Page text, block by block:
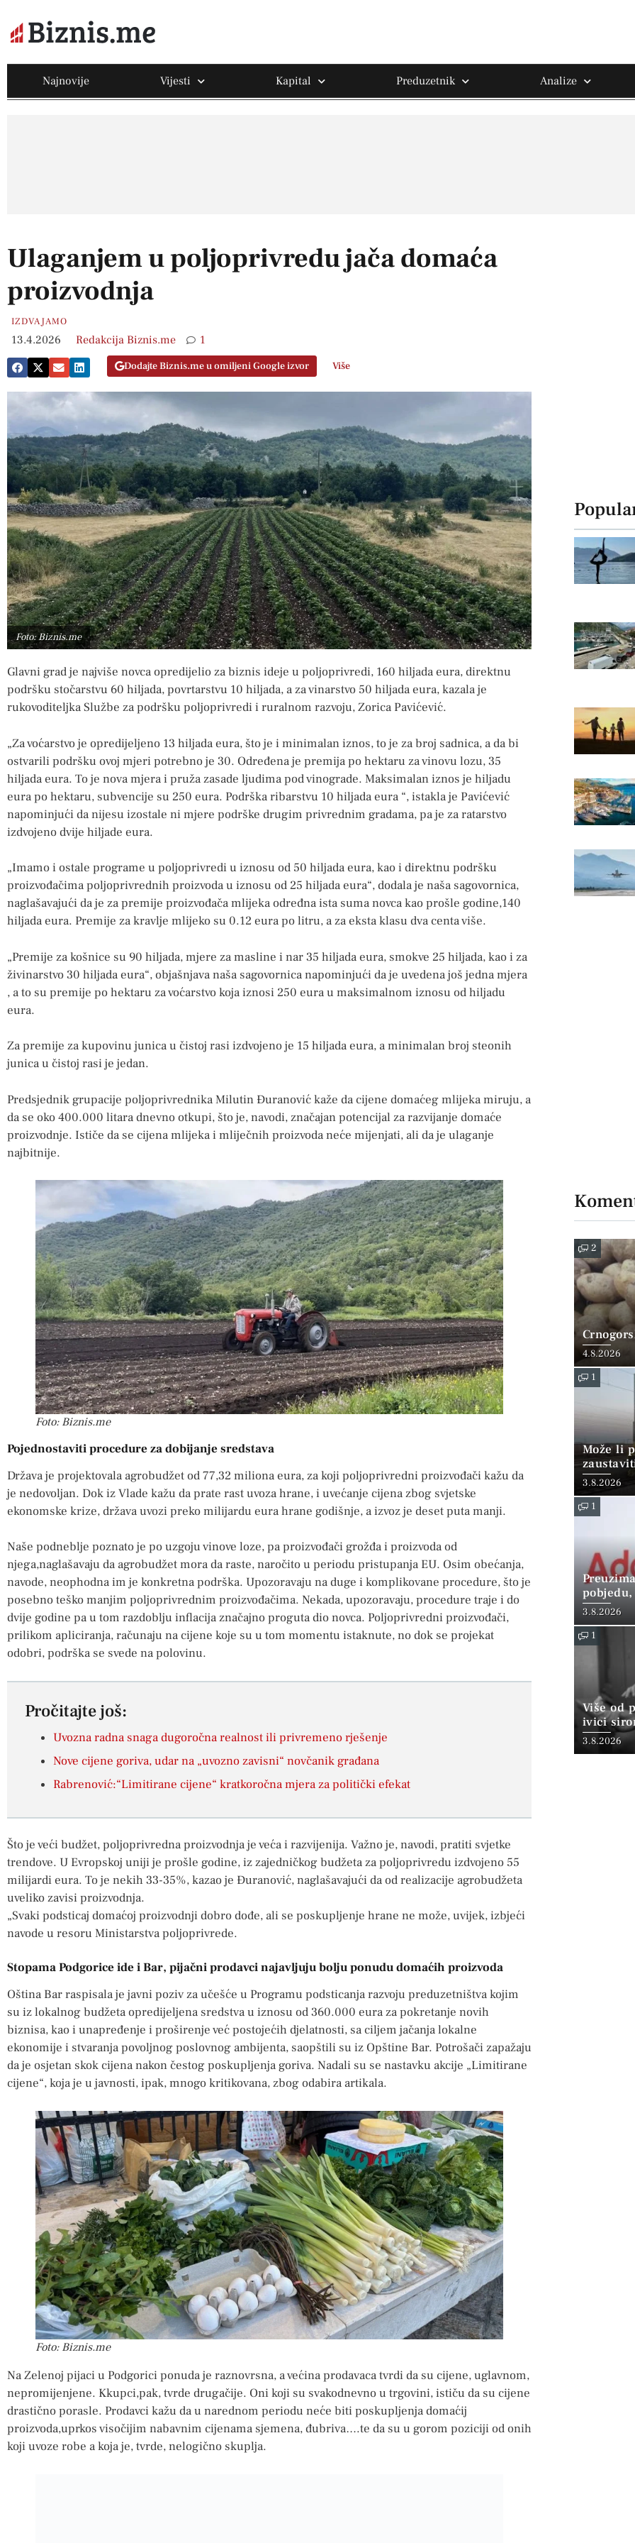
Najnovije Vijesti Kapital Preduzetnik Analize
Ulaganjem u poljoprivredu jača domaća
proizvodnja
IZDVAJAMO
13.4.2026 Redakcija Biznis.me 1
Dodajte Biznis.me u omiljeni Google izvor Više
Foto: Biznis.me
Glavni grad je najviše novca opredijelio za biznis ideje u poljoprivredi, 160 hiljada eura, direktnu
podršku stočarstvu 60 hiljada, povrtarstvu 10 hiljada, a za vinarstvo 50 hiljada eura, kazala je
rukovoditeljka Službe za podršku poljoprivredi i ruralnom razvoju, Zorica Pavićević.
„Za voćarstvo je opredijeljeno 13 hiljada eura, što je i minimalan iznos, to je za broj sadnica, a da bi
ostvarili podršku ovoj mjeri potrebno je 30. Određena je premija po hektaru za vinovu lozu, 35
hiljada eura. To je nova mjera i pruža zasade ljudima pod vinograde. Maksimalan iznos je hiljadu
eura po hektaru, subvencije su 250 eura. Podrška ribarstvu 10 hiljada eura “, istakla je Pavićević
napominjući da nijesu izostale ni mjere podrške drugim privrednim gradama, pa je za ratarstvo
izdvojeno dvije hiljade eura.
„Imamo i ostale programe u poljoprivredi u iznosu od 50 hiljada eura, kao i direktnu podršku
proizvođačima poljoprivrednih proizvoda u iznosu od 25 hiljada eura“, dodala je naša sagovornica,
naglašavajući da je za premije proizvođača mlijeka određna ista suma novca kao prošle godine,140
hiljada eura. Premije za kravlje mlijeko su 0.12 eura po litru, a za eksta klasu dva centa više.
„Premije za košnice su 90 hiljada, mjere za masline i nar 35 hiljada eura, smokve 25 hiljada, kao i za
živinarstvo 30 hiljada eura“, objašnjava naša sagovornica napominjući da je uvedena još jedna mjera
, a to su premije po hektaru za voćarstvo koja iznosi 250 eura u maksimalnom iznosu od hiljadu
eura.
Za premije za kupovinu junica u čistoj rasi izdvojeno je 15 hiljada eura, a minimalan broj steonih
junica u čistoj rasi je jedan.
Predsjednik grupacije poljoprivrednika Milutin Đuranović kaže da cijene domaćeg mlijeka miruju, a
da se oko 400.000 litara dnevno otkupi, što je, navodi, značajan potencijal za razvijanje domaće
proizvodnje. Ističe da se cijena mlijeka i mliječnih proizvoda neće mijenjati, ali da je ulaganje
najbitnije.
Foto: Biznis.me
Pojednostaviti procedure za dobijanje sredstava
Država je projektovala agrobudžet od 77,32 miliona eura, za koji poljoprivredni proizvođači kažu da
je nedovoljan. Dok iz Vlade kažu da prate rast uvoza hrane, i uvećanje cijena zbog svjetske
ekonomske krize, država uvozi preko milijardu eura hrane godišnje, a izvoz je deset puta manji.
Naše podneblje poznato je po uzgoju vinove loze, pa proizvođači grožđa i proizvoda od
njega,naglašavaju da agrobudžet mora da raste, naročito u periodu pristupanja EU. Osim obećanja,
navode, neophodna im je konkretna podrška. Upozoravaju na duge i komplikovane procedure, što je
posebno teško manjim poljoprivrednim proizvođačima. Nekada, upozoravaju, procedure traje i do
dvije godine pa u tom razdoblju inflacija značajno proguta dio novca. Poljoprivredni proizvođači,
prilikom apliciranja, računaju na cijene koje su u tom momentu istaknute, no dok se projekat
odobri, podrška se svede na polovinu.
Pročitajte još:
Uvozna radna snaga dugoročna realnost ili privremeno rješenje
Nove cijene goriva, udar na „uvozno zavisni“ novčanik građana
Rabrenović:“Limitirane cijene“ kratkoročna mjera za politički efekat
Što je veći budžet, poljoprivredna proizvodnja je veća i razvijenija. Važno je, navodi, pratiti svjetke
trendove. U Evropskoj uniji je prošle godine, iz zajedničkog budžeta za poljoprivredu izdvojeno 55
milijardi eura. To je nekih 33-35%, kazao je Đuranović, naglašavajući da od realizacije agrobudžeta
uveliko zavisi proizvodnja.
„Svaki podsticaj domaćoj proizvodnji dobro dođe, ali se poskupljenje hrane ne može, uvijek, izbjeći
navode u resoru Ministarstva poljoprivrede.
Stopama Podgorice ide i Bar, pijačni prodavci najavljuju bolju ponudu domaćih proizvoda
Oština Bar raspisala je javni poziv za učešće u Programu podsticanja razvoju preduzetništva kojim
su iz lokalnog budžeta opredijeljena sredstva u iznosu od 360.000 eura za pokretanje novih
biznisa, kao i unapređenje i proširenje već postojećih djelatnosti, sa ciljem jačanja lokalne
ekonomije i stvaranja povoljnog poslovnog ambijenta, saopštili su iz Opštine Bar. Potrošači zapažaju
da je osjetan skok cijena nakon čestog poskupljenja goriva. Nadali su se nastavku akcije „Limitirane
cijene“, koja je u javnosti, ipak, mnogo kritikovana, zbog odabira artikala.
Foto: Biznis.me
Na Zelenoj pijaci u Podgorici ponuda je raznovrsna, a većina prodavaca tvrdi da su cijene, uglavnom,
nepromijenjene. Kkupci,pak, tvrde drugačije. Oni koji su svakodnevno u trgovini, ističu da su cijene
drastično porasle. Prodavci kažu da u narednom periodu neće biti poskupljenja domaćij
proizvoda,uprkos visočijim nabavnim cijenama sjemena, đubriva….te da su u gorom poziciji od onih
koji uvoze robe a koja je, tvrde, nelogično skuplja.
2
4.8.2026
1
Može li
3.8.2026
1
3.8.2026
1
Više od
ivici
3.8.2026